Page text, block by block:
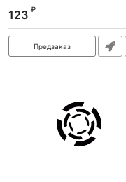
шт.// Сибртех
Артикул: 738767
123 ₽
Предзаказ